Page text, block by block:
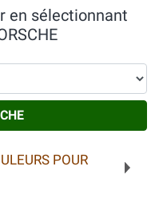
en sélectionnant
POUR